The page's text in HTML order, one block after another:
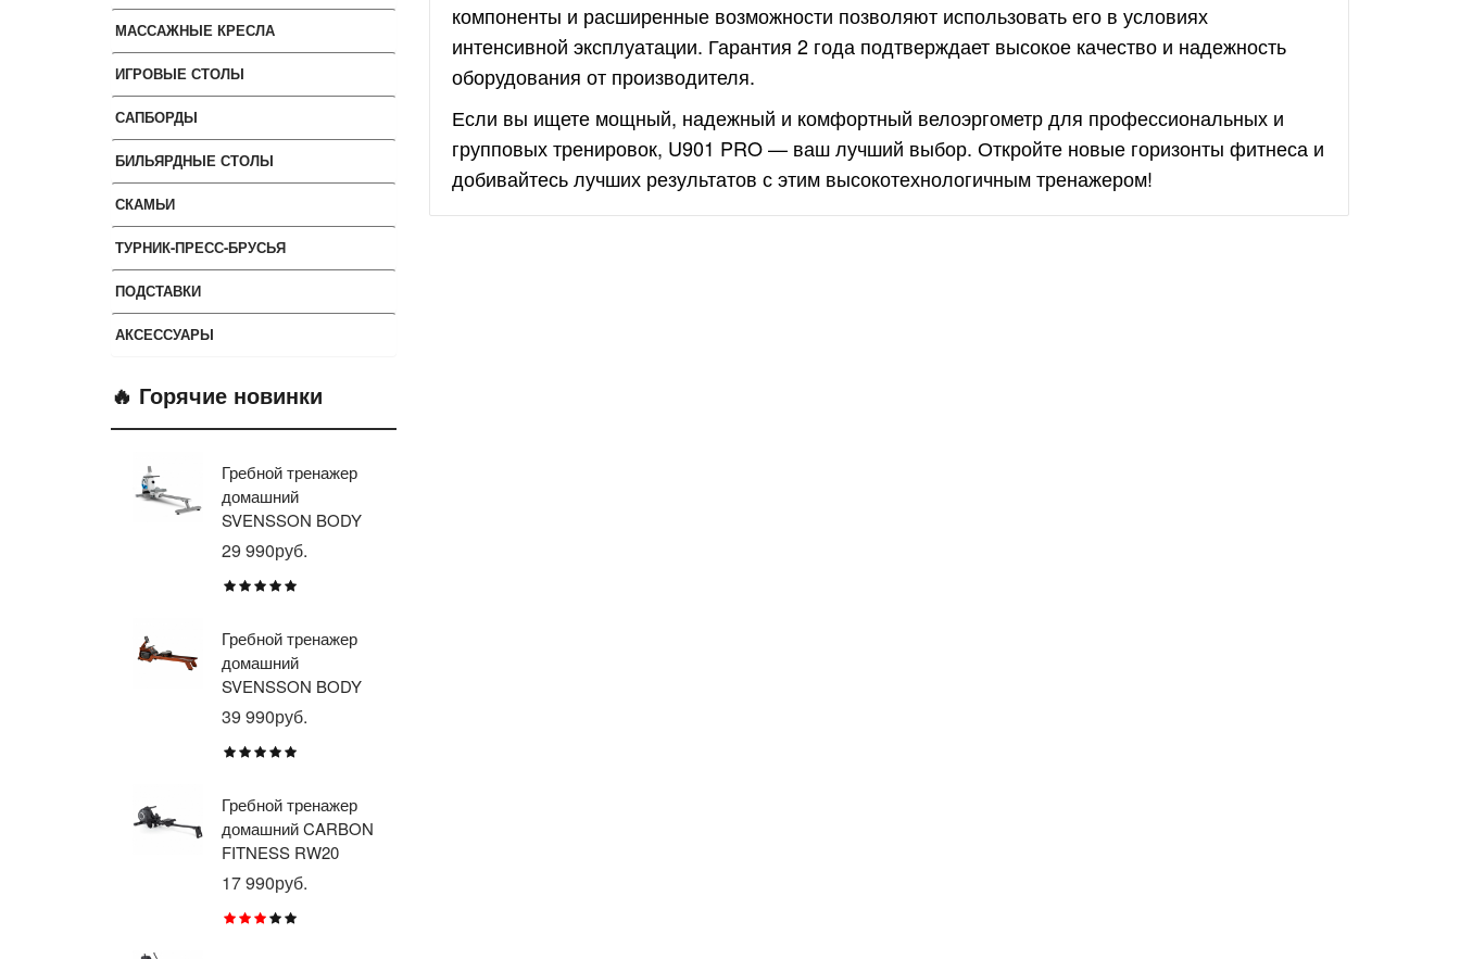
МАССАЖНЫЕ КРЕСЛА
ИГРОВЫЕ СТОЛЫ
САПБОРДЫ
БИЛЬЯРДНЫЕ СТОЛЫ
СКАМЬИ
ТУРНИК-ПРЕСС-БРУСЬЯ
ПОДСТАВКИ
АКСЕССУАРЫ
🔥 Горячие новинки
Гребной тренажер
домашний
SVENSSON BODY
LABS WHEELO
29 990руб.
Гребной тренажер
домашний
SVENSSON BODY
LABS WAVERUN
39 990руб.
Гребной тренажер
домашний CARBON
FITNESS RW20
17 990руб.
компоненты и расширенные возможности позволяют использовать его в условиях
интенсивной эксплуатации. Гарантия 2 года подтверждает высокое качество и надежность
оборудования от производителя.
Если вы ищете мощный, надежный и комфортный велоэргометр для профессиональных и
групповых тренировок, U901 PRO — ваш лучший выбор. Откройте новые горизонты фитнеса и
добивайтесь лучших результатов с этим высокотехнологичным тренажером!